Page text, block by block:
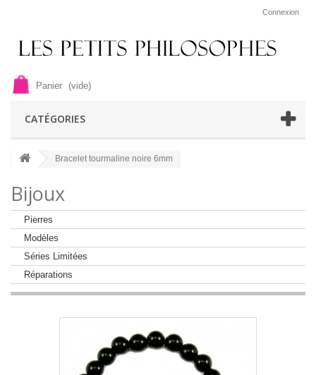
Connexion
Panier (vide)
CATÉGORIES
Bracelet tourmaline noire 6mm
Bijoux
Pierres
Modèles
Séries Limitées
Réparations